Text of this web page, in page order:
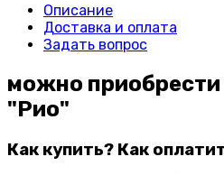
Описание
Доставка и оплата
Задать вопрос
можно приобрести
"Рио"
Как купить? Как